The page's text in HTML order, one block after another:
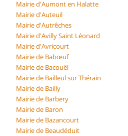
Mairie d'Aumont en Halatte
Mairie d'Auteuil
Mairie d'Autrêches
Mairie d'Avilly Saint Léonard
Mairie d'Avricourt
Mairie de Babœuf
Mairie de Bacouël
Mairie de Bailleul sur Thérain
Mairie de Bailly
Mairie de Barbery
Mairie de Baron
Mairie de Bazancourt
Mairie de Beaudéduit